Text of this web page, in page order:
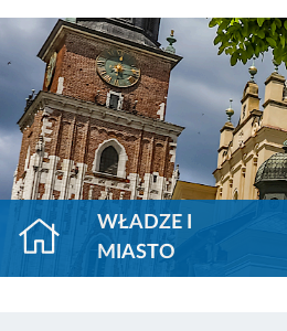
WŁADZE I
MIASTO